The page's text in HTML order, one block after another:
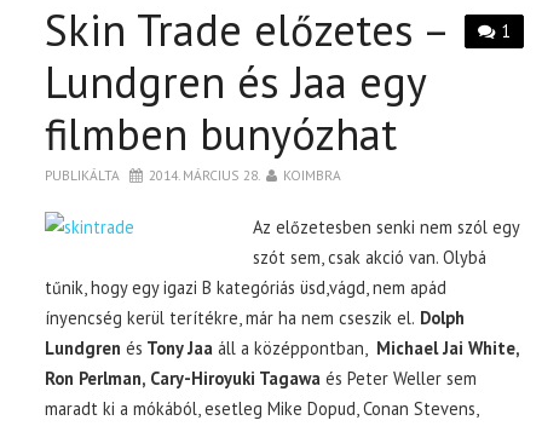
1
Skin Trade előzetes –
Lundgren és Jaa egy
filmben bunyózhat
PUBLIKÁLTA 2014. MÁRCIUS 28. KOIMBRA
Az előzetesben senki nem szól egy
szót sem, csak akció van. Olybá
tűnik, hogy egy igazi B kategóriás üsd,vágd, nem apád
ínyencség kerül terítékre, már ha nem cseszik el. Dolph
Lundgren és Tony Jaa áll a középpontban, Michael Jai White,
Ron Perlman, Cary-Hiroyuki Tagawa és Peter Weller sem
maradt ki a mókából, esetleg Mike Dopud, Conan Stevens,